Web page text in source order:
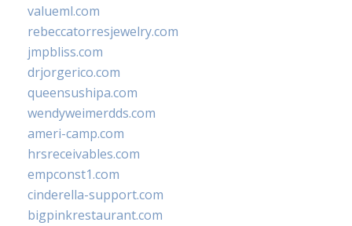
valueml.com
rebeccatorresjewelry.com
jmpbliss.com
drjorgerico.com
queensushipa.com
wendyweimerdds.com
ameri-camp.com
hrsreceivables.com
empconst1.com
cinderella-support.com
bigpinkrestaurant.com